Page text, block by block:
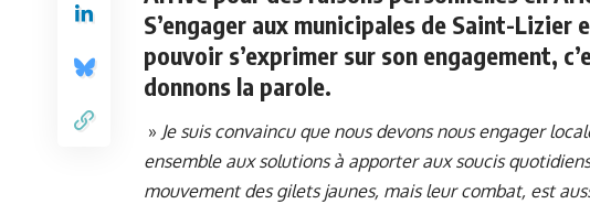
S’engager aux municipales de Saint-Lizier
pouvoir s’exprimer sur son engagement,
donnons la parole.
» Je suis convaincu que nous devons nous engager
ensemble aux solutions à apporter aux soucis
mouvement des gilets jaunes, mais leur combat, est